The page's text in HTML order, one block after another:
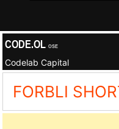
CODE.OL OSE
Codelab Capital
FORBLI